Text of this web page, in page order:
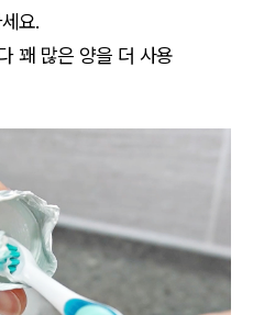
요.
꽤 많은 양을 더 사용